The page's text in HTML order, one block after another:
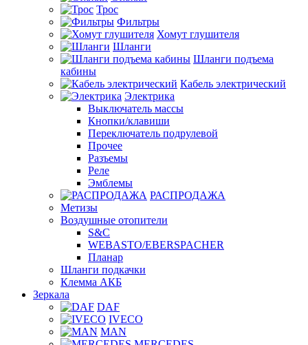
Трос
Фильтры
Хомут глушителя
Шланги
Шланги подъема
кабины
Кабель электрический
Электрика
Выключатель массы
Кнопки/клавиши
Переключатель подрулевой
Прочее
Разъемы
Реле
Эмблемы
РАСПРОДАЖА
Метизы
Воздушные отопители
S&C
WEBASTO/EBERSPACHER
Планар
Шланги подкачки
Клемма АКБ
Зеркала
DAF
IVECO
MAN